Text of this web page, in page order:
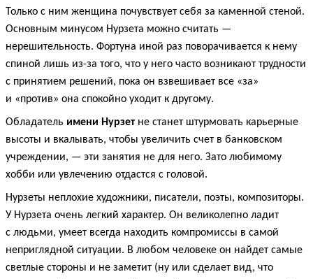
Только с ним женщина почувствует себя за каменной стеной.
Основным минусом Нурзета можно считать —
нерешительность. Фортуна иной раз поворачивается к нему
спиной лишь из-за того, что у него часто возникают трудности
с принятием решений, пока он взвешивает все «за»
и «против» она спокойно уходит к другому.
Обладатель имени Нурзетне станет штурмовать карьерные
высоты и вкалывать, чтобы увеличить счет в банковском
учреждении, — эти занятия не для него. Зато любимому
хобби или увлечению отдастся с головой.
Нурзеты неплохие художники, писатели, поэты, композиторы.
У Нурзета очень легкий характер. Он великолепно ладит
с людьми, умеет всегда находить компромиссы в самой
неприглядной ситуации. В любом человеке он найдет самые
светлые стороны и не заметит (ну или сделает вид, что